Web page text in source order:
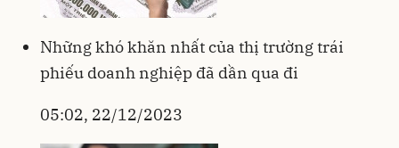
Những khó khăn nhất của thị trường trái
phiếu doanh nghiệp đã dần qua đi
05:02, 22/12/2023